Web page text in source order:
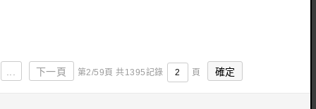
... 下一頁 第2/59頁 共1395記錄 頁